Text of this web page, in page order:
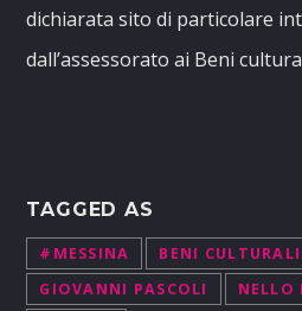
dichiarata sito di particolare
dall’assessorato ai Beni
TAGGED AS
#MESSINA BENI CULTURALI
GIOVANNI PASCOLI
NELLO